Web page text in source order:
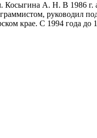
А. Н. В 1986
руководил
крае. С 1994 года